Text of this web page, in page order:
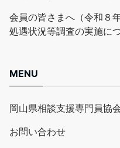
会員の皆さまへ（令和８
処遇状況等調査の実施に
MENU
岡山県相談支援専門員協
お問い合わせ